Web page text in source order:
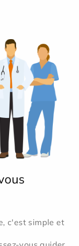
c'est simple et